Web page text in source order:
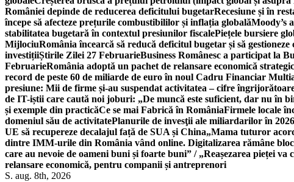
României depinde de reducerea deficitului bugetarRecesiune și în
începe să afecteze prețurile combustibililor și inflația globalăMoody’s
stabilitatea bugetară în contextul presiunilor fiscalePiețele bursiere
MijlociuRomânia încearcă să reducă deficitul bugetar și să
investițiiȘtirile Zilei 27 FebruarieBusiness Românesc a participat la
FebruarieRomânia adoptă un pachet de relansare economică
record de peste 60 de miliarde de euro în noul Cadru Financiar
presiune: Mii de firme și-au suspendat activitatea – cifre
de IT-iștii care caută noi joburi: „De muncă este suficient, dar nu în
și exemple din practicăCe se mai Fabrică în RomâniaFirmele locale
domeniul său de activitatePlanurile de invesţii ale miliardarilor în 2026
UE să recupereze decalajul față de SUA și China„Mama tuturor
dintre IMM-urile din România vând online. Digitalizarea rămâne
care au nevoie de oameni buni și foarte buni” / „Reașezarea pieței
relansare economică, pentru companii și antreprenori
S. aug. 8th, 2026